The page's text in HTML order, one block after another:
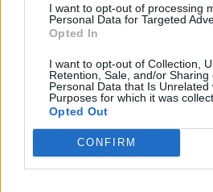
I want to opt-out of processing
Personal Data for Targeted
Opted In
I want to opt-out of Collection,
Retention, Sale, and/or Sharing
Personal Data that Is Unrelated
Purposes for which it was
Opted Out
CONFIRM